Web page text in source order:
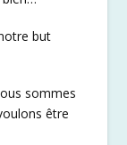
but
sommes
être